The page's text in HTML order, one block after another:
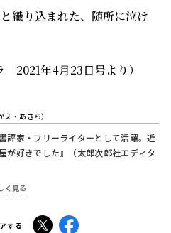
織り込まれた、随所に泣け
2021年4月23日号より）
え・あきら）
評家・フリーライターとして活躍。近
が好きでした』（太郎次郎社エディタ
く見る
する X Facebook